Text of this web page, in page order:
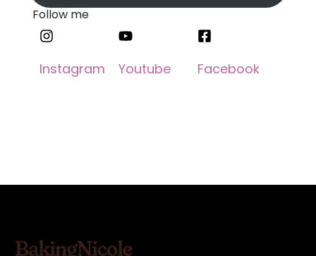
Follow me​
Instagram​ Youtube Facebook​